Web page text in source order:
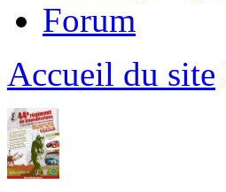
Forum
Accueil du site